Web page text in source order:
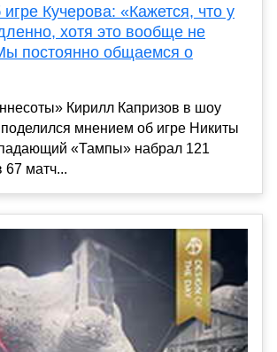
Кучерова: «Кажется, что у
хотя это вообще не
постоянно общаемся о
Кирилл Капризов в шоу
мнением об игре Никиты
«Тампы» набрал 121
67 матч...